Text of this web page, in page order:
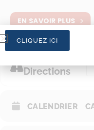
EN SAVOIR PLUS
Directions
CALENDRIER
CLIQUEZ ICI